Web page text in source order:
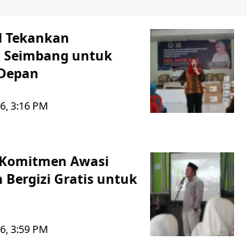
Tekankan
Seimbang untuk
3:16 PM
Awasi
Bergizi Gratis untuk
3:59 PM